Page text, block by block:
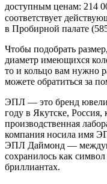
доступным ценам: 214
соответствует
в Пробирной палате
Чтобы подобрать
диаметр имеющихся
то и кольцо вам нужно
можете обратиться за
ЭПЛ — это бренд
году в Якутске,
производственная
компания носила имя
ЭПЛ Даймонд —
сохранилось как символ
бриллиантах.